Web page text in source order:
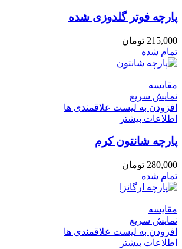
پارچه فوتر گلدوزی شده
215,000 تومان
تمام شده
مقایسه
نمایش سریع
افزودن به لیست علاقمندی ها
اطلاعات بیشتر
پارچه شانتون کرم
280,000 تومان
تمام شده
مقایسه
نمایش سریع
افزودن به لیست علاقمندی ها
اطلاعات بیشتر